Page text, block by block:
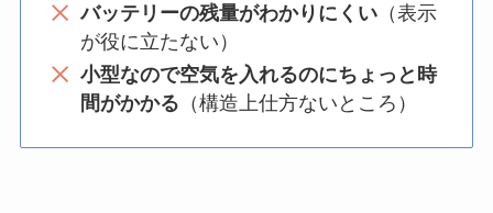
バッテリーの残量がわかりにくい（表示
が役に立たない）
小型なので空気を入れるのにちょっと時
間がかかる （構造上仕方ないところ）